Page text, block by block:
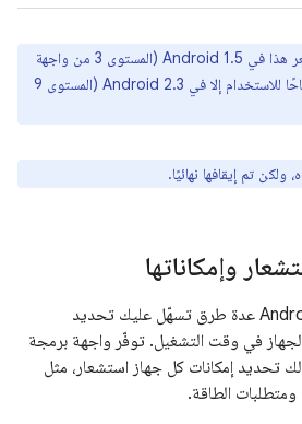
تمت إضافة نوع المستشعر هذا في Android 1.5 (المستوى 3 من واجهة
برمجة التطبيقات)، ولم يكن متاحًا للاستخدام إلا في Android 2.3 (المستوى 9
ولكن تم إيقافها نهائيًا.
وإمكاناتها
يوفّر إطار عمل مستشعر Android عدة طرق تسهّل عليك تحديد
في وقت التشغيل. توفّر واجهة برمجة
تحديد إمكانات كل جهاز استشعار، مثل
الطاقة.